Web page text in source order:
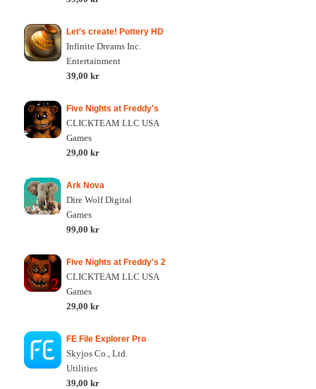
Let's create! Pottery HD
Infinite Dreams Inc.
Entertainment
39,00 kr
Five Nights at Freddy's
CLICKTEAM LLC USA
Games
29,00 kr
Ark Nova
Dire Wolf Digital
Games
99,00 kr
Five Nights at Freddy's 2
CLICKTEAM LLC USA
Games
29,00 kr
FE File Explorer Pro
Skyjos Co., Ltd.
Utilities
39,00 kr